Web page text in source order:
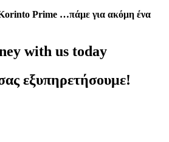
Korinto Prime …πάμε για ακόμη ένα
with us today
εξυπηρετήσουμε!